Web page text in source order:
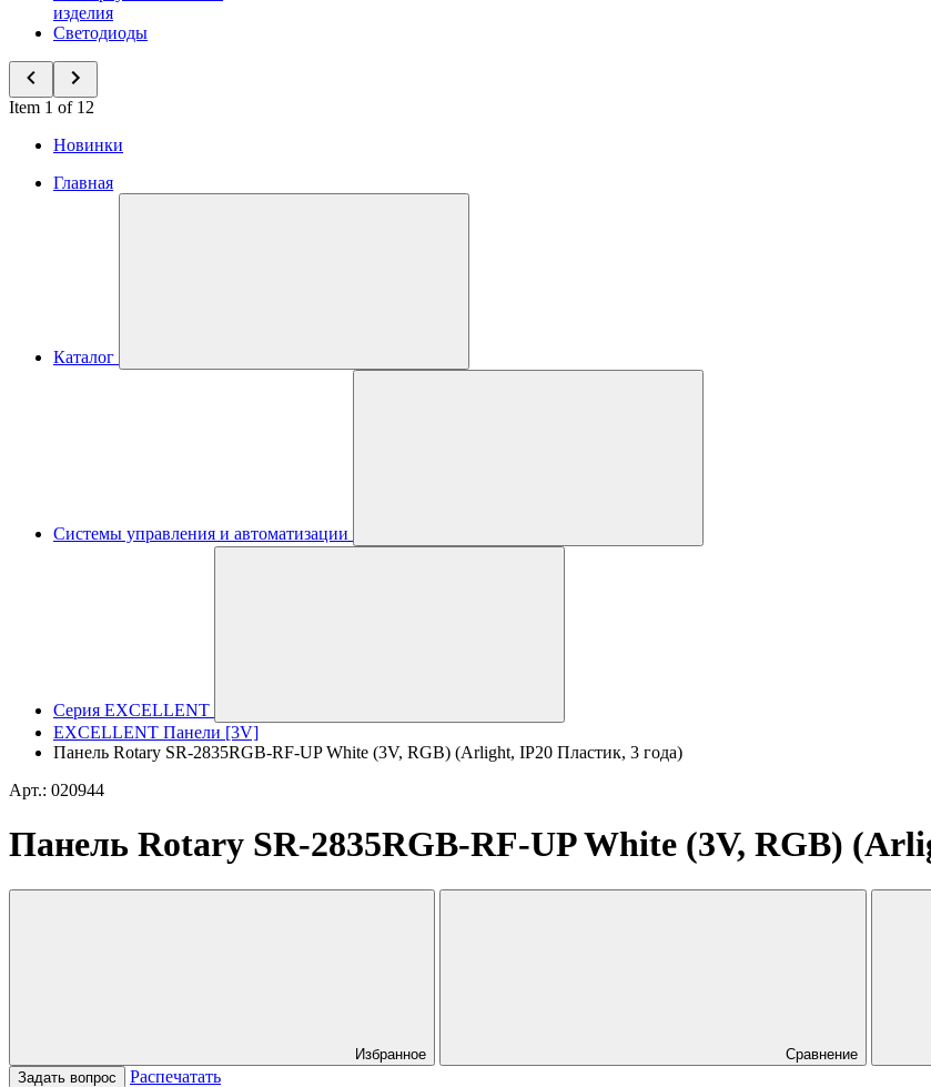
изделия
Светодиоды
Item 1 of 12
Новинки
Главная
Каталог
Системы управления и автоматизации
Серия EXCELLENT
EXCELLENT Панели [3V]
Панель Rotary SR-2835RGB-RF-UP White (3V, RGB) (Arlight, IP20 Пластик, 3 года)
Арт.: 020944
Панель Rotary SR-2835RGB-RF-UP White (3V, RGB)
Избранное Сравнение
Задать вопрос
Распечатать